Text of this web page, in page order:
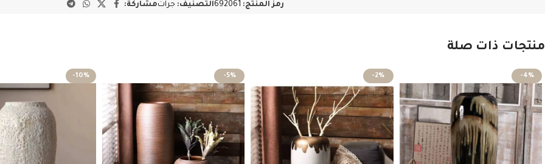
رمز المنتج: 692061التصنيف: جراتمشاركة:
منتجات ذات صلة
-4%
-2%
-5%
-10%